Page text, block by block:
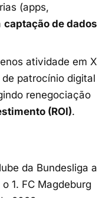
(apps,
captação de dados
atividade em X
patrocínio digital
renegociação
(ROI).
da Bundesliga a
1. FC Magdeburg